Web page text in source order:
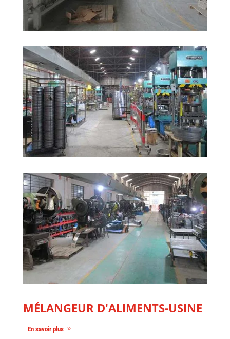
MÉLANGEUR D'ALIMENTS-USINE
En savoir plus